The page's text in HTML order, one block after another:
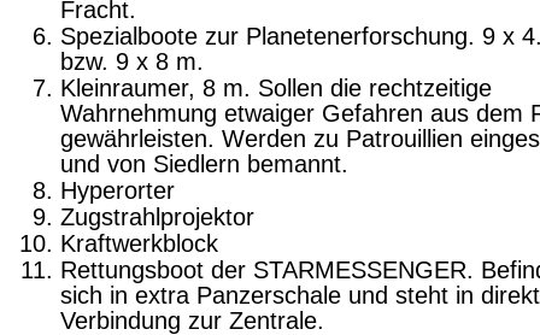
Fracht.
Spezialboote zur Planetenerforschung. 9 x
bzw. 9 x 8 m.
Kleinraumer, 8 m. Sollen die rechtzeitige
Wahrnehmung etwaiger Gefahren aus dem
gewährleisten. Werden zu Patrouillien
und von Siedlern bemannt.
Hyperorter
Zugstrahlprojektor
Kraftwerkblock
Rettungsboot der STARMESSENGER.
sich in extra Panzerschale und steht in
Verbindung zur Zentrale.